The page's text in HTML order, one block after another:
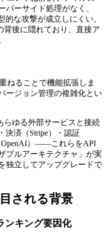
バーサイド処理がなく、
的な攻撃が成立しにくい。
背後に隠れており、直接ア
ねることで機能拡張しま
ージョン管理の複雑化とい
らゆる外部サービスと接続
決済（Stripe）・認証
OpenAI）——これらをAPI
ブルアーキテクチャ」が実
独立してアップグレードで
される背景
ンキング要因化